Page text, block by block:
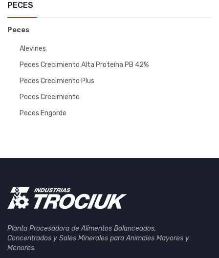
PECES
Peces
Alevines
Peces Crecimiento Alta Proteína PB 42%
Peces Crecimiento Plus
Peces Crecimiento
Peces Engorde
Planta Procesadora de Alimentos Balanceados,
Concentrados y Sales Minerales para Animales Mayores y
Menores.